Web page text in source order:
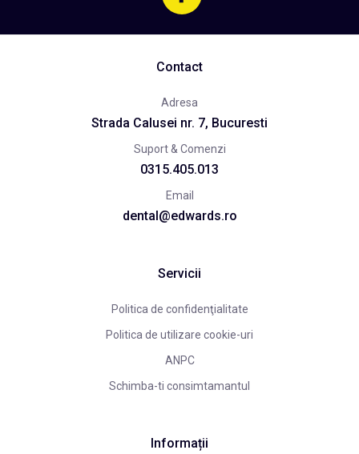
Contact
Adresa
Strada Calusei nr. 7, Bucuresti
Suport & Comenzi
0315.405.013
Email
dental@edwards.ro
Servicii
Politica de confidenţialitate
Politica de utilizare cookie-uri
ANPC
Schimba-ti consimtamantul
Informații